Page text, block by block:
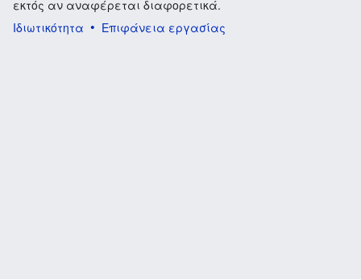
εκτός αν αναφέρεται διαφορετικά.
Ιδιωτικότητα
Επιφάνεια εργασίας